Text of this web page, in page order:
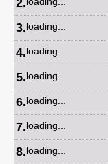
2.
3.loading...
4.loading...
5.loading...
6.loading...
7.loading...
8.loading...